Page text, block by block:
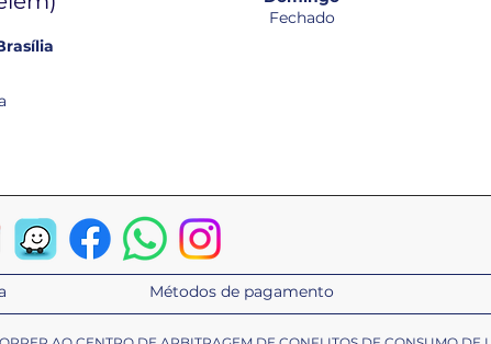
Fechado
Métodos de pagamento